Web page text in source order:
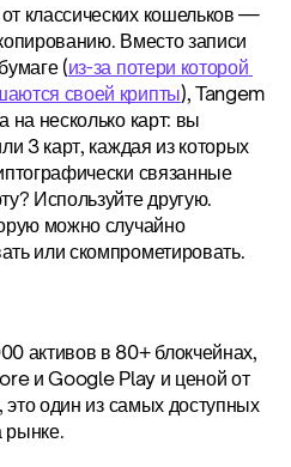
классических кошельков —
Вместо записи
(из-за потери которой
своей крипты), Tangem
на несколько карт: вы
3 карт, каждая из которых
связанные
Используйте другую.
можно случайно
или скомпрометировать.
активов в 80+ блокчейнах,
и Google Play и ценой от
это один из самых доступных
рынке.